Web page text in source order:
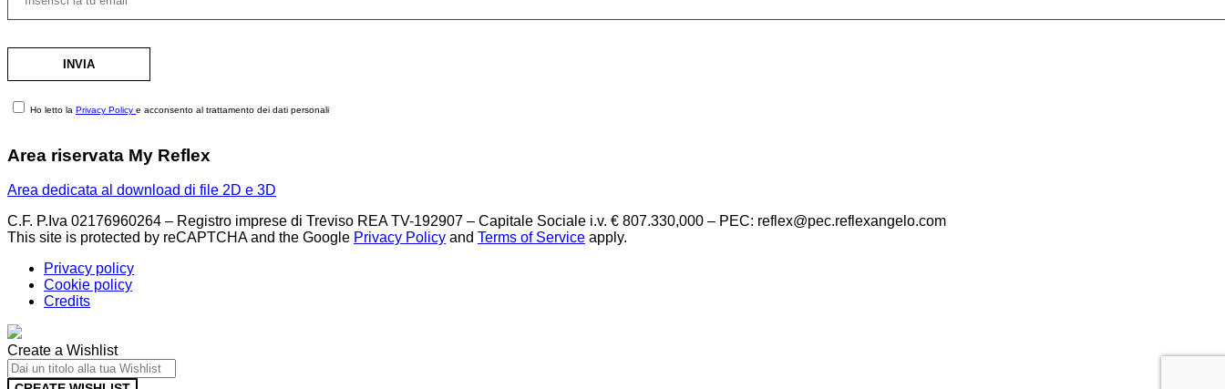
Ho letto la Privacy Policy e acconsento al trattamento dei dati personali
Area riservata My Reflex
Area dedicata al download di file 2D e 3D
C.F. P.Iva 02176960264 – Registro imprese di Treviso REA TV-192907 – Capitale Sociale i.v. € 807.330,000 – PEC: reflex@pec.reflexangelo.com
This site is protected by reCAPTCHA and the Google Privacy Policy and Terms of Service apply.
Privacy policy
Cookie policy
Credits
Create a Wishlist